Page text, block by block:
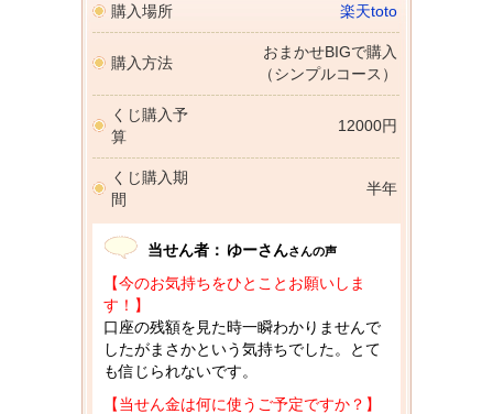
購入場所 楽天toto
購入方法
おまかせBIGで購入
（シンプルコース）
くじ購入予
算
12000円
くじ購入期
間
半年
当せん者： ゆーさんさんの声
【今のお気持ちをひとことお願いしま
す！】
口座の残額を見た時一瞬わかりませんで
したがまさかという気持ちでした。とて
も信じられないです。
【当せん金は何に使うご予定ですか？】